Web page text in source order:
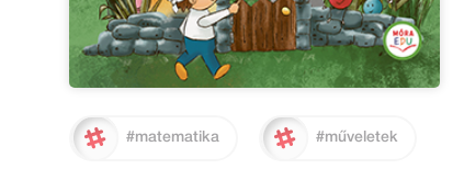
#matematika #műveletek